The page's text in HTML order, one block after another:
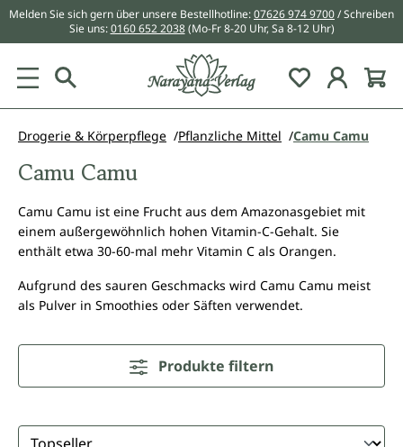
springen
Melden Sie sich gern über unsere Bestellhotline:07626 974 9700/ Schreiben
Sie uns:0160 652 2038 (Mo-Fr 8-20 Uhr, Sa 8-12 Uhr)
Du hast 0
Drogerie & Körperpflege Pflanzliche Mittel Camu Camu
Camu Camu
Camu Camu ist eine Frucht aus dem Amazonasgebiet mit
einem außergewöhnlich hohen Vitamin-C-Gehalt. Sie
enthält etwa 30-60-mal mehr Vitamin C als Orangen.
Aufgrund des sauren Geschmacks wird Camu Camu meist
als Pulver in Smoothies oder Säften verwendet.
Produkte filtern